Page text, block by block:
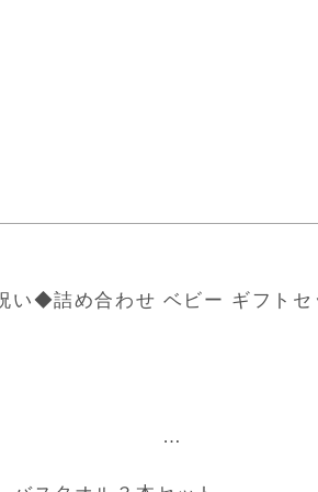
い◆詰め合わせ ベビー ギフト